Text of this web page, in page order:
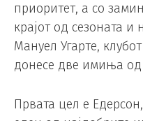
приоритет, а со
крајот од сезоната
Мануел Угарте,
донесе две имиња од
Првата цел е